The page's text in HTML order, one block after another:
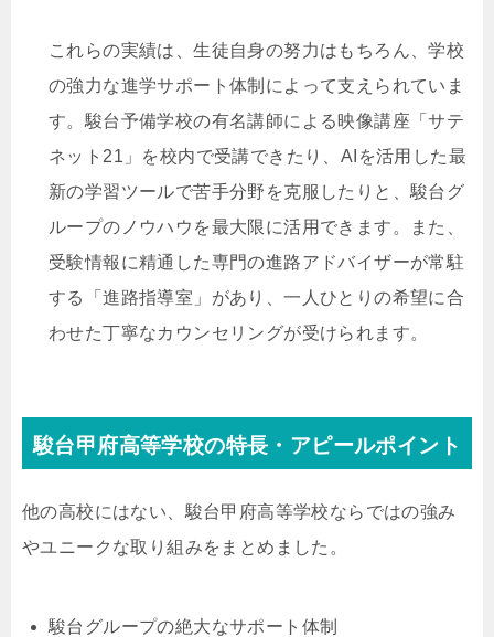
これらの実績は、生徒自身の努力はもちろん、学校
の強力な進学サポート体制によって支えられていま
す。駿台予備学校の有名講師による映像講座「サテ
ネット21」を校内で受講できたり、AIを活用した最
新の学習ツールで苦手分野を克服したりと、駿台グ
ループのノウハウを最大限に活用できます。また、
受験情報に精通した専門の進路アドバイザーが常駐
する「進路指導室」があり、一人ひとりの希望に合
わせた丁寧なカウンセリングが受けられます。
駿台甲府高等学校の特長・アピールポイント
他の高校にはない、駿台甲府高等学校ならではの強み
やユニークな取り組みをまとめました。
駿台グループの絶大なサポート体制